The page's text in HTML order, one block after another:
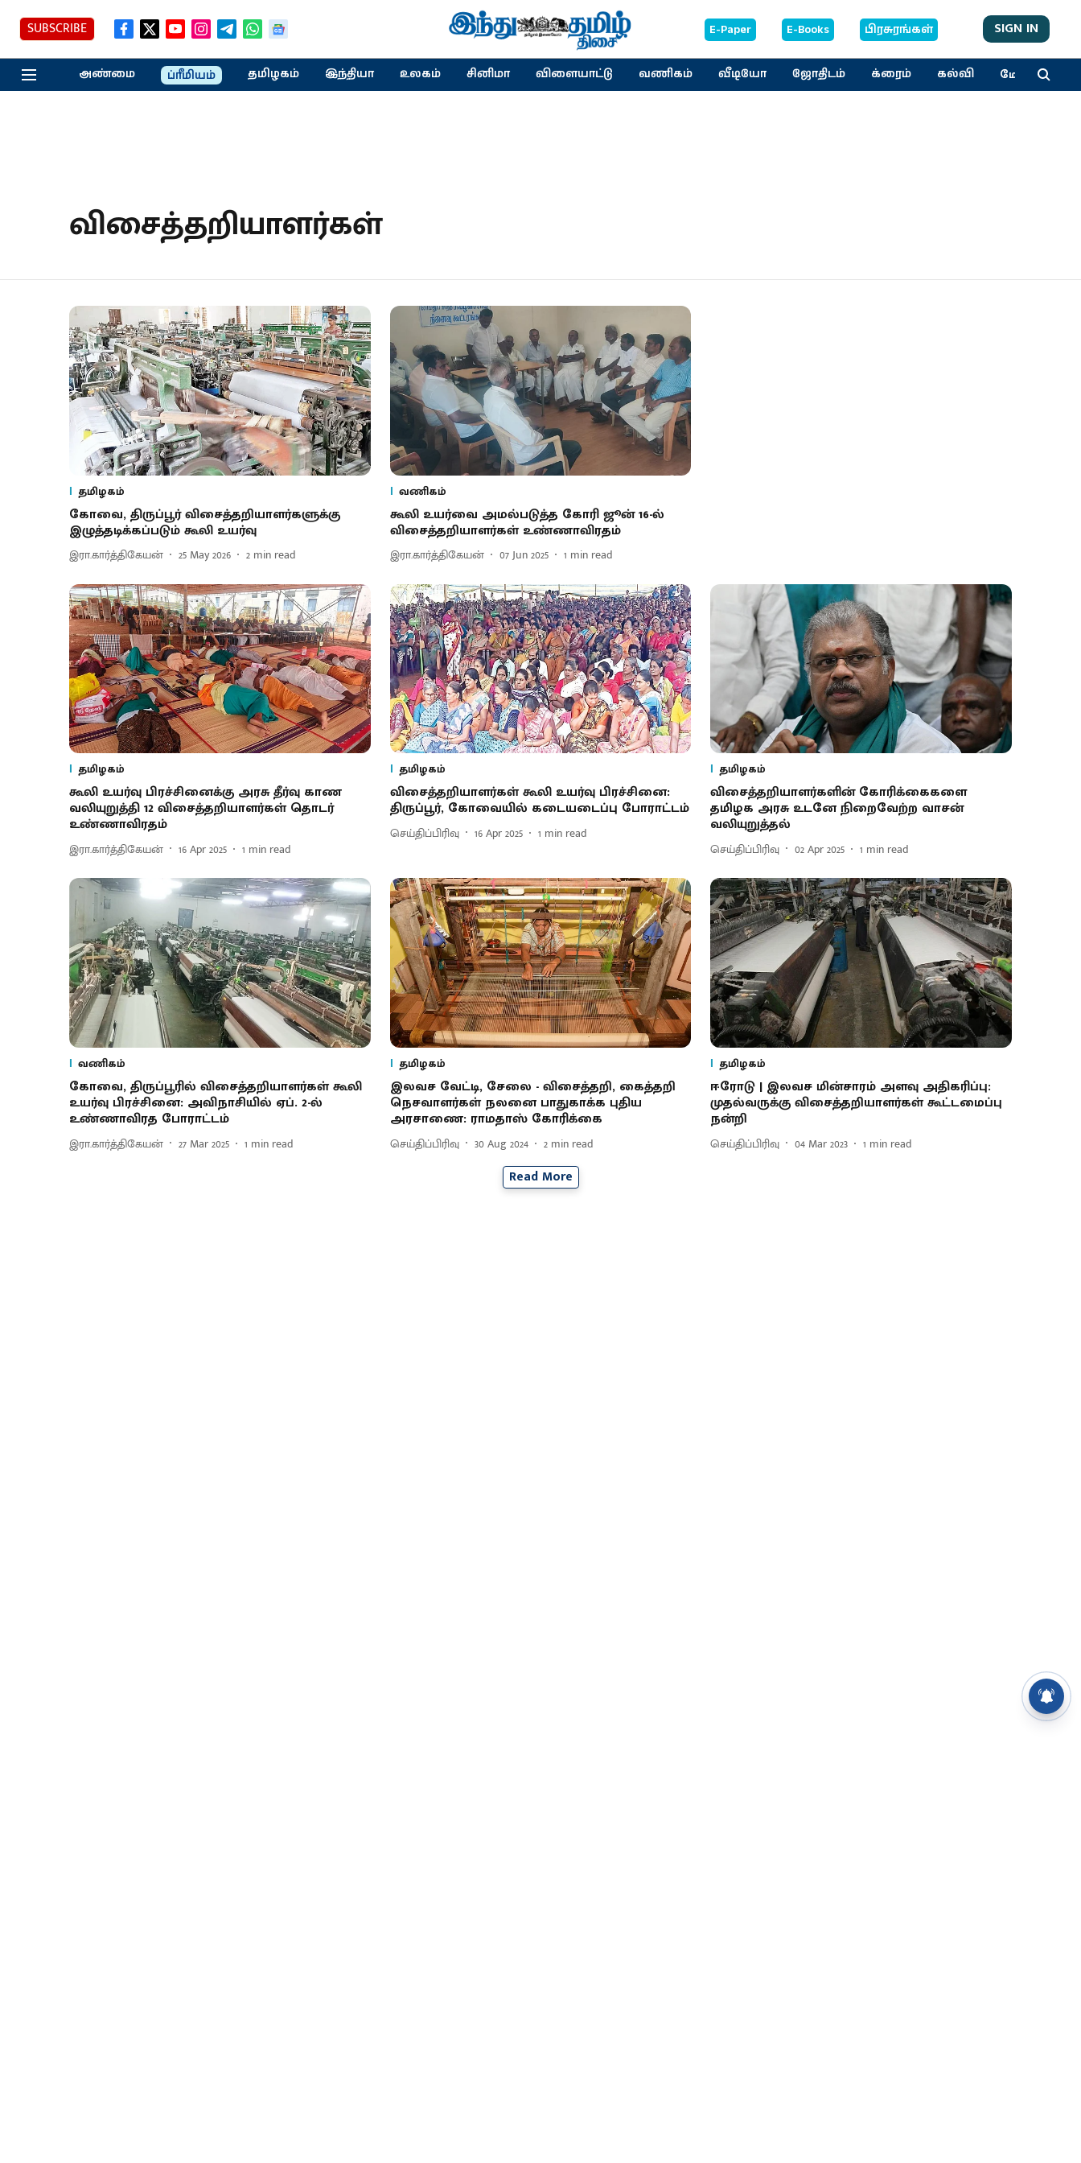
SUBSCRIBE E-Paper E-Books பிரசுரங்கள் SIGN IN
அண்மை ப்ரீமியம் தமிழகம் இந்தியா உலகம் சினிமா விளையாட்டு வணிகம் வீடியோ ஜோதிடம் க்ரைம் கல்வி மேலும்
விசைத்தறியாளர்கள்
தமிழகம்
கோவை, திருப்பூர் விசைத்தறியாளர்களுக்கு
இழுத்தடிக்கப்படும் கூலி உயர்வு
இரா.கார்த்திகேயன் 25 May 2026 2 min read
வணிகம்
கூலி உயர்வை அமல்படுத்த கோரி ஜூன் 16-ல்
விசைத்தறியாளர்கள் உண்ணாவிரதம்
இரா.கார்த்திகேயன் 07 Jun 2025 1 min read
தமிழகம்
கூலி உயர்வு பிரச்சினைக்கு அரசு தீர்வு காண
வலியுறுத்தி 12 விசைத்தறியாளர்கள் தொடர்
உண்ணாவிரதம்
இரா.கார்த்திகேயன் 16 Apr 2025 1 min read
தமிழகம்
விசைத்தறியாளர்கள் கூலி உயர்வு பிரச்சினை:
திருப்பூர், கோவையில் கடையடைப்பு போராட்டம்
செய்திப்பிரிவு 16 Apr 2025 1 min read
தமிழகம்
விசைத்தறியாளர்களின் கோரிக்கைகளை
தமிழக அரசு உடனே நிறைவேற்ற வாசன்
வலியுறுத்தல்
செய்திப்பிரிவு 02 Apr 2025 1 min read
வணிகம்
கோவை, திருப்பூரில் விசைத்தறியாளர்கள் கூலி
உயர்வு பிரச்சினை: அவிநாசியில் ஏப். 2-ல்
உண்ணாவிரத போராட்டம்
இரா.கார்த்திகேயன் 27 Mar 2025 1 min read
தமிழகம்
இலவச வேட்டி, சேலை - விசைத்தறி, கைத்தறி
நெசவாளர்கள் நலனை பாதுகாக்க புதிய
அரசாணை: ராமதாஸ் கோரிக்கை
செய்திப்பிரிவு 30 Aug 2024 2 min read
தமிழகம்
ஈரோடு | இலவச மின்சாரம் அளவு அதிகரிப்பு:
முதல்வருக்கு விசைத்தறியாளர்கள் கூட்டமைப்பு
நன்றி
செய்திப்பிரிவு 04 Mar 2023 1 min read
Read More